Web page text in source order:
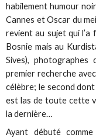
habilement humour
Cannes et Oscar du
revient au sujet qui
Bosnie mais au
Sives),
premier recherche
célèbre; le second
est las de toute cette
la dernière…
Ayant débuté